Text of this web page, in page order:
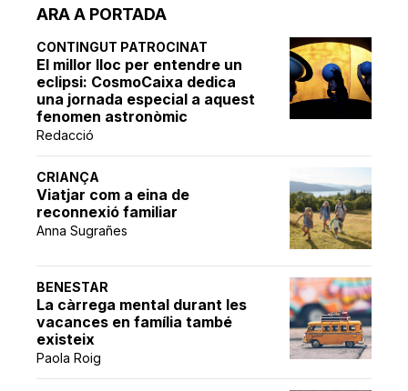
ARA A PORTADA
CONTINGUT PATROCINAT
El millor lloc per entendre un
eclipsi: CosmoCaixa dedica
una jornada especial a aquest
fenomen astronòmic
Redacció
CRIANÇA
Viatjar com a eina de
reconnexió familiar
Anna Sugrañes
BENESTAR
La càrrega mental durant les
vacances en família també
existeix
Paola Roig